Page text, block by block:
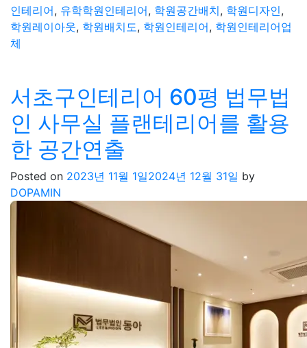
인테리어, 유학학원인테리어, 학원공간배치, 학원디자인,
학원레이아웃, 학원배치도, 학원인테리어, 학원인테리어업
체
서초구인테리어 60평 법무법
인 사무실 플랜테리어를 활용
한 공간연출
Posted on 2023년 11월 1일2024년 12월 31일 by
DOPAMIN